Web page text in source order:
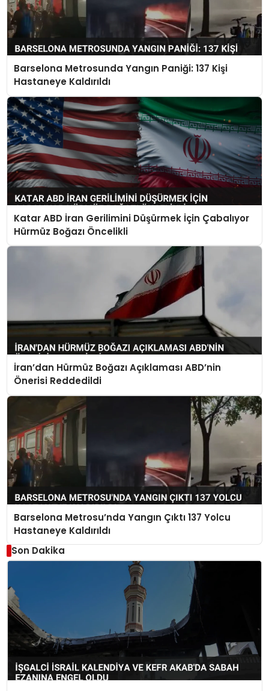
Barselona Metrosunda Yangın Paniği: 137 Kişi
Hastaneye Kaldırıldı
Katar ABD İran Gerilimini Düşürmek İçin Çabalıyor
Hürmüz Boğazı Öncelikli
İran’dan Hürmüz Boğazı Açıklaması ABD’nin
Önerisi Reddedildi
Barselona Metrosu’nda Yangın Çıktı 137 Yolcu
Hastaneye Kaldırıldı
Son Dakika